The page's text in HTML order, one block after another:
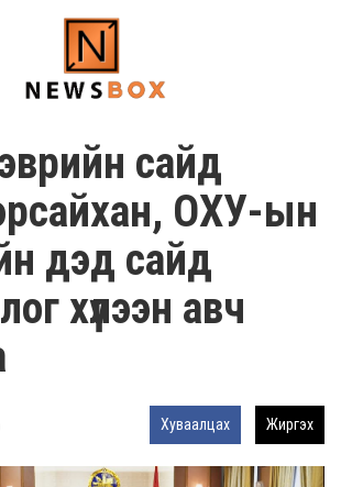
сайд
ОХУ-ын
дэд сайд
хүлээн авч
Хуваалцах Жиргэх